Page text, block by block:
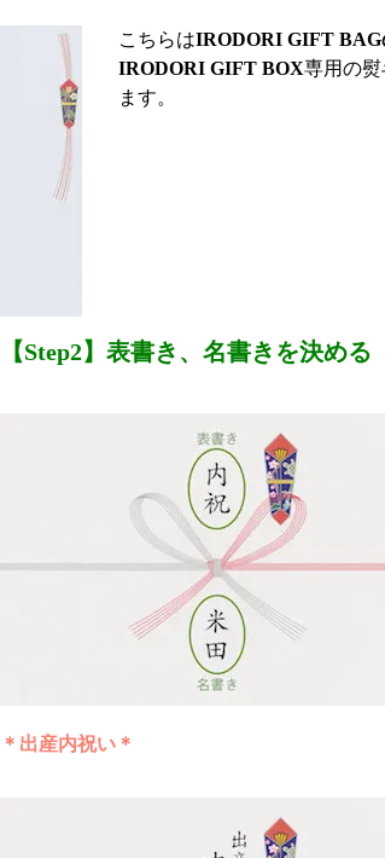
こちらはIRODORI GIFT BAG
IRODORI GIFT BOX専用の
ます。
【Step2】表書き、名書きを決める
＊出産内祝い＊